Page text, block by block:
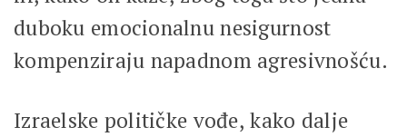
duboku emocionalnu nesigurnost
kompenziraju napadnom agresivnošću.
Izraelske političke vođe, kako dalje